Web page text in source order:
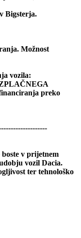
Bigsterja.
Možnost
vozila:
preko
v prijetnem
vozil Dacia.
ter tehnološko